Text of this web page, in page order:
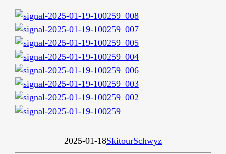
2025-01-18SkitourSchwyz